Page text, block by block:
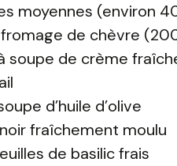
moyennes (environ
fromage de chèvre
soupe de crème
d’huile d’olive
fraîchement moulu
de basilic frais